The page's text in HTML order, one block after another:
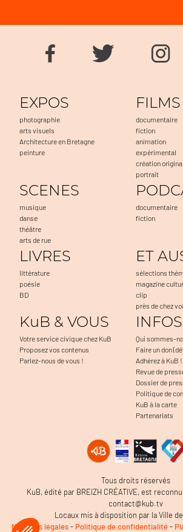
EXPOS
photographie
arts visuels
Architecture en Bretagne
peinture
FILMS
documentaire
fiction
animation
expérimental
création
portrait
SCENES
musique
danse
théâtre
arts de rue
documentaire
fiction
LIVRES
littérature
poésie
BD
ET
sélections
magazine
clip
près de chez
KuB & VOUS
Votre service civique chez KuB
Proposez vos contenus
Parlez-nous de vous !
Qui sommes-
Faire un don
Adhérez à KuB !
Revue de
Dossier de
Politique de
KuB à la carte
Partenariats
Tous droits réservés
KuB, édité par BREIZH CRÉATIVE, est
contact@kub.tv
Locaux mis à disposition par la Ville
Mentions légales- Politique de confidentialité-